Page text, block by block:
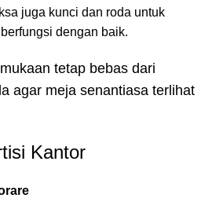
juga kunci dan roda untuk
dengan baik.
tetap bebas dari
agar meja senantiasa terlihat
Kantor